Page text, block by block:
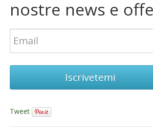
nostre news e
Iscrivetemi
Tweet